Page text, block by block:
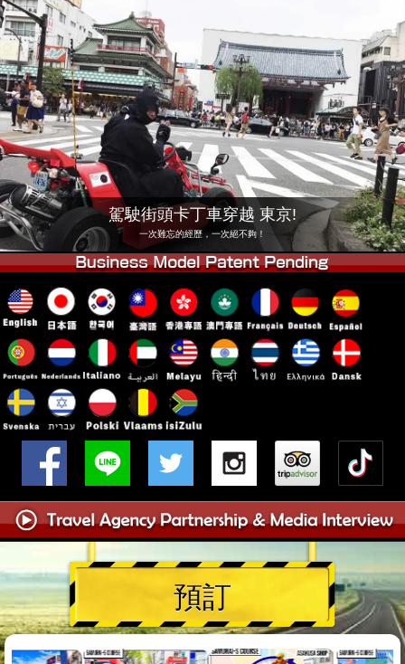
關於 價格
交通方式 顧客聲音 常見問題
公司 預訂
更換店鋪
東京 品川 #1 東京 秋葉原 #1
東京 秋葉原 #2 東京 澀谷
東京 澀谷附店 東京灣
東京 淺草 大阪
駕駛街頭卡丁車穿越 東京!
一次難忘的經歷，一次絕不夠！
預訂